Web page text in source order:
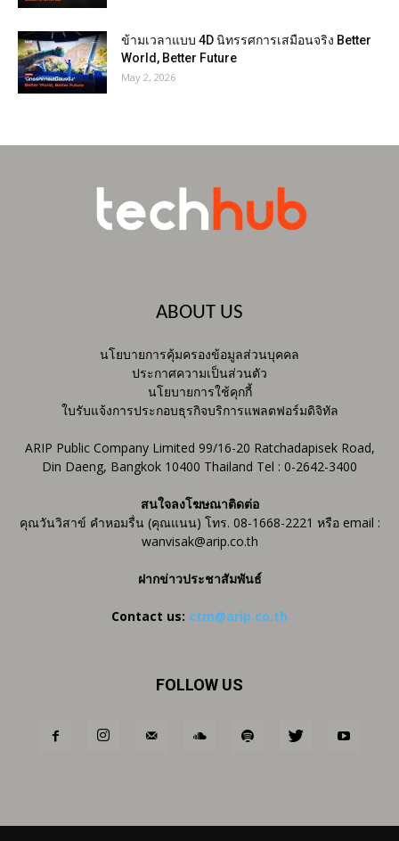
ข้ามเวลาแบบ 4D นิทรรศการเสมือนจริง Better
World, Better Future
May 2, 2026
ABOUT US
นโยบายการคุ้มครองข้อมูลส่วนบุคคล
ประกาศความเป็นส่วนตัว
นโยบายการใช้คุกกี้
ใบรับแจ้งการประกอบธุรกิจบริการแพลตฟอร์มดิจิทัล
ARIP Public Company Limited 99/16-20 Ratchadapisek Road,
Din Daeng, Bangkok 10400 Thailand Tel : 0-2642-3400
สนใจลงโฆษณาติดต่อ
คุณวันวิสาข์ คำหอมรื่น (คุณแนน) โทร. 08-1668-2221 หรือ email :
wanvisak@arip.co.th
ฝากข่าวประชาสัมพันธ์
Contact us: ctm@arip.co.th
FOLLOW US